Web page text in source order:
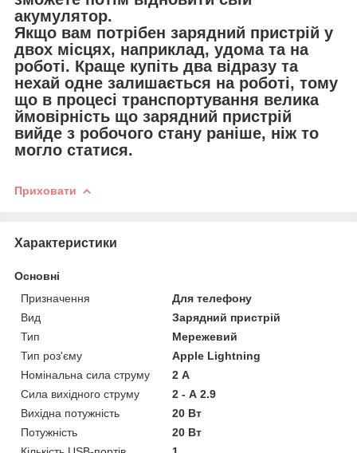
акумулятор.
Якщо вам потрібен зарядний пристрій у
двох місцях, наприклад, удома та на
роботі. Краще купіть два відразу та
нехай одне залишається на роботі, тому
що в процесі транспортування велика
ймовірність що зарядний пристрій
вийде з робочого стану раніше, ніж то
могло статися.
Приховати
Характеристики
Основні
Призначення
Для телефону
Вид
Зарядний пристрій
Тип
Мережевий
Тип роз'єму
Apple Lightning
Номінальна сила струму
2 А
Сила вихідного струму
2 - А 2.9
Вихідна потужність
20 Вт
Потужність
20 Вт